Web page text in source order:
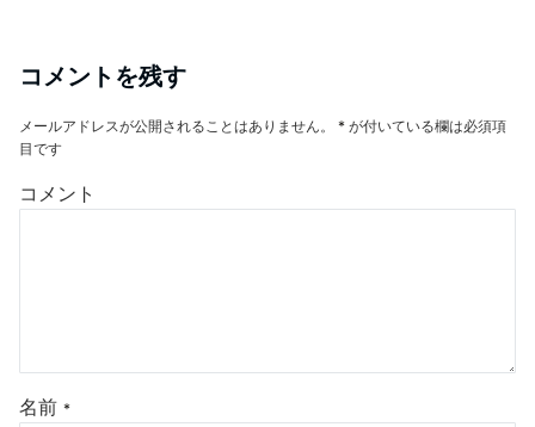
コメントを残す
メールアドレスが公開されることはありません。 * が付いている欄は必須項
目です
コメント
名前 *